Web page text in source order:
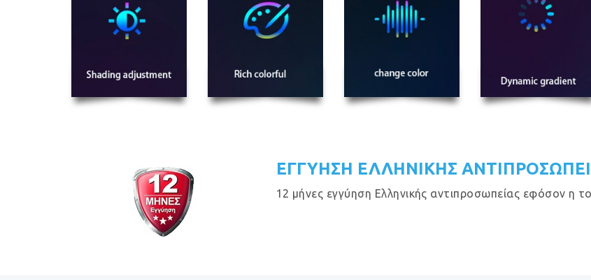
ΕΓΓΥΗΣΗ ΕΛΛΗΝΙΚΗΣ
12 μήνες εγγύηση Ελληνικής αντιπροσωπείας εφόσον η